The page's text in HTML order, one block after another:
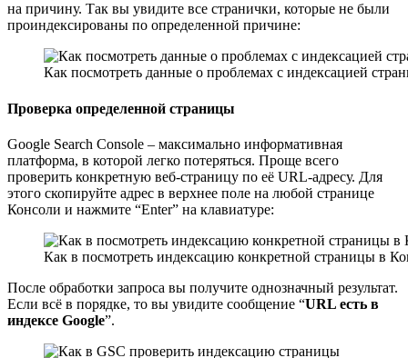
на причину. Так вы увидите все странички, которые не были
проиндексированы по определенной причине:
Как посмотреть данные о проблемах с индексацией
Проверка определенной страницы
Google Search Console – максимально информативная
платформа, в которой легко потеряться. Проще всего
проверить конкретную веб-страницу по её URL-адресу. Для
этого скопируйте адрес в верхнее поле на любой странице
Консоли и нажмите “Enter” на клавиатуре:
Как в посмотреть индексацию конкретной страницы в
После обработки запроса вы получите однозначный результат.
Если всё в порядке, то вы увидите сообщение “URL есть в
индексе Google”.